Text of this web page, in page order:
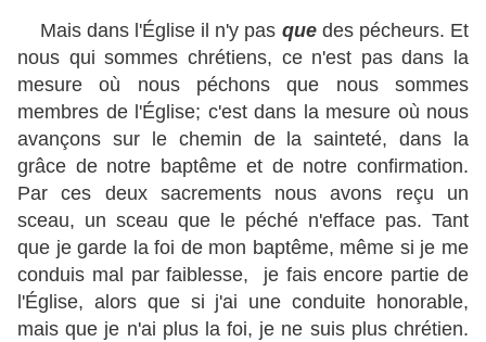
Mais dans l'Église il n'y pas quedes pécheurs. Et
nous qui sommes chrétiens, ce n'est pas dans la
mesure où nous péchons que nous sommes
membres de l'Église; c'est dans la mesure où nous
avançons sur le chemin de la sainteté, dans la
grâce de notre baptême et de notre confirmation.
Par ces deux sacrements nous avons reçu un
sceau, un sceau que le péché n'efface pas. Tant
que je garde la foi de mon baptême, même si je me
conduis mal par faiblesse, je fais encore partie de
l'Église, alors que si j'ai une conduite honorable,
mais que je n'ai plus la foi, je ne suis plus chrétien.